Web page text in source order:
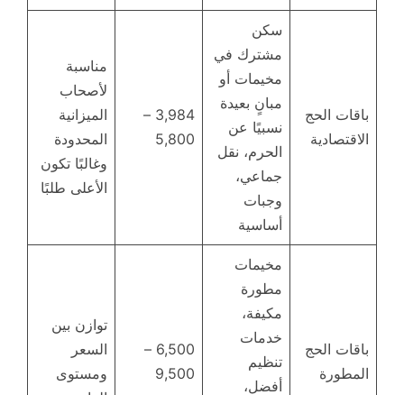
باقات الحج
الاقتصادية
سكن
مشترك في
مخيمات أو
مبانٍ بعيدة
نسبيًا عن
الحرم، نقل
جماعي،
وجبات
أساسية
3,984 –
5,800
مناسبة
لأصحاب
الميزانية
المحدودة
وغالبًا تكون
الأعلى طلبًا
باقات الحج
المطورة
مخيمات
مطورة
مكيفة،
خدمات
تنظيم
أفضل،
6,500 –
9,500
توازن بين
السعر
ومستوى